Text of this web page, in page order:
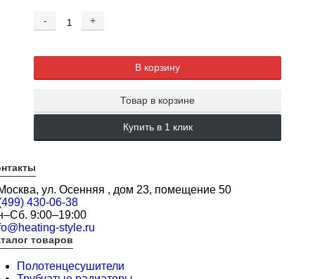
- +
В корзину
Товар в корзине
Купить в 1 клик
ул. Осенняя , дом 23, помещение 50
430-06-38
9:00–19:00
style.ru
товаров
Полотенцесушители